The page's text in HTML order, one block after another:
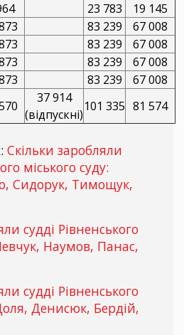
23 783
19 145
83 239
67 008
83 239
67 008
83 239
67 008
83 239
67 008
37 914
(відпускні)
101 335 81 574
Скільки заробляли
міського суду:
Сидорук, Тимощук,
судді Рівненського
Наумов, Панас,
судді Рівненського
Денисюк, Бердій,